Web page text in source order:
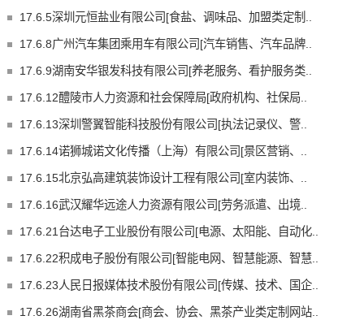
17.6.5深圳元恒盐业有限公司[食盐、调味品、加盟类定制..
17.6.8广州汽车集团乘用车有限公司[汽车销售、汽车品牌..
17.6.9湖南安华银发科技有限公司[养老服务、看护服务类..
17.6.12醴陵市人力资源和社会保障局[政府机构、社保局..
17.6.13深圳警翼智能科技股份有限公司[执法记录仪、警..
17.6.14诺狮城诺文化传播（上海）有限公司[景区营销、..
17.6.15北京弘高建筑装饰设计工程有限公司[室内装饰、..
17.6.16武汉耀华远途人力资源有限公司[劳务派遣、出境..
17.6.21台达电子工业股份有限公司[电源、太阳能、自动化..
17.6.22积成电子股份有限公司[智能电网、智慧能源、智慧..
17.6.23人民日报媒体技术股份有限公司[传媒、技术、国企..
17.6.26湖南省黑茶商会[商会、协会、黑茶产业类定制网站..